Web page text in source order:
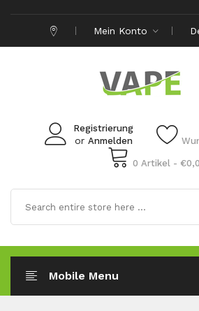
Mein Konto
Registrierung
or Anmelden
0 Artikel -
Mobile Menu